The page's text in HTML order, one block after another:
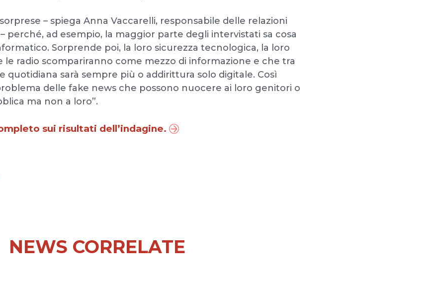
– spiega Anna Vaccarelli, responsabile delle relazioni
perché, ad esempio, la maggior parte degli intervistati sa cosa
Sorprende poi, la loro sicurezza tecnologica, la loro
le radio scompariranno come mezzo di informazione e che tra
quotidiana sarà sempre più o addirittura solo digitale. Così
delle fake news che possono nuocere ai loro genitori o
ma non a loro”.
sui risultati dell’indagine.
NEWS CORRELATE